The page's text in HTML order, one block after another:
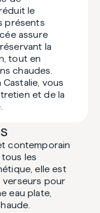
le
présents
assure
la
tout en
chaudes.
vous
et de la
contemporain
tous les
elle est
verseurs pour
eau plate,